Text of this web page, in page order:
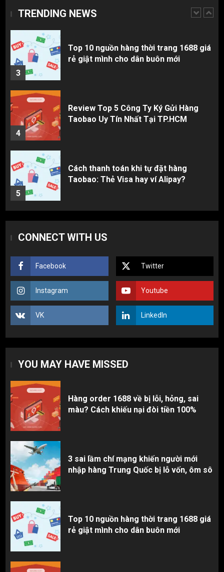
TRENDING NEWS
2
3
Top 10 nguồn hàng thời trang 1688 giá
rẻ giật mình cho dân buôn mới
4
Review Top 5 Công Ty Ký Gửi Hàng
Taobao Uy Tín Nhất Tại TP.HCM
5
Cách thanh toán khi tự đặt hàng
Taobao: Thẻ Visa hay ví Alipay?
màu? Cách khiếu nại đòi tiền 100%
2
3 sai lầm chí mạng khiến người mới
nhập hàng Trung Quốc bị lỗ vốn, ôm sô
Top 10 nguồn hàng thời trang 1688 giá
rẻ giật mình cho dân buôn mới
CONNECT WITH US
Facebook Twitter
Instagram Youtube
VK LinkedIn
YOU MAY HAVE MISSED
Hàng order 1688 về bị lỗi, hỏng, sai
màu? Cách khiếu nại đòi tiền 100%
3 sai lầm chí mạng khiến người mới
nhập hàng Trung Quốc bị lỗ vốn, ôm sô
Top 10 nguồn hàng thời trang 1688 giá
rẻ giật mình cho dân buôn mới